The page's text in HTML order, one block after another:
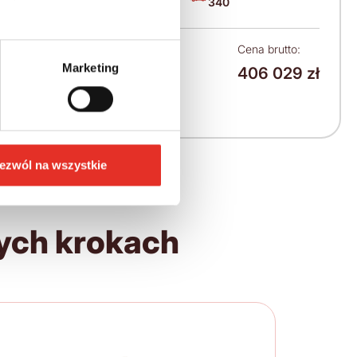
Marketing
na wszystkie
5 155 zł
6 341 zł brutto / msc.
Cena brutto:
406 029 zł
krokach